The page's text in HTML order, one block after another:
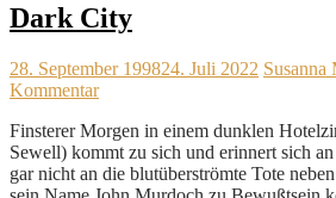
Dark City
28. September 199824. Juli 2022 Susanna
Kommentar
Finsterer Morgen in einem dunklen
Sewell) kommt zu sich und erinnert sich
gar nicht an die blutüberströmte Tote